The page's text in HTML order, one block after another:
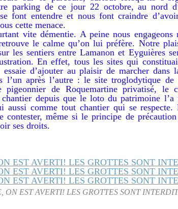
parking de ce jour 22 octobre, au nord
font entendre et nous font craindre
cette menace.
vite démentie. A peine nous engageons
le calme qu’on lui préfère. Notre
les sentiers entre Lamanon et Eyguières
En effet, tous les sites qui
d’ajouter au plaisir de marcher dans
l’un après l’autre : le site troglodytique de
pigeonnier de Roquemartine privatisé, le
chantier depuis que le loto du patrimoine l’a
aussi comme tout chantier qui se respecte.
contester, même si le principe de
ses droits.
ON EST AVERTI! LES GROTTES SONT